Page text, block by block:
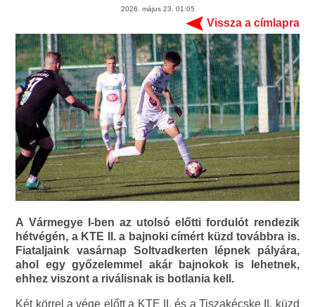
2026. május 23. 01:05
Vissza a címlapra
A Vármegye I-ben az utolsó előtti fordulót rendezik
hétvégén, a KTE II. a bajnoki címért küzd továbbra is.
Fiataljaink vasárnap Soltvadkerten lépnek pályára,
ahol egy győzelemmel akár bajnokok is lehetnek,
ehhez viszont a riválisnak is botlania kell.
Két körrel a vége előtt a KTE II. és a Tiszakécske II. küzd